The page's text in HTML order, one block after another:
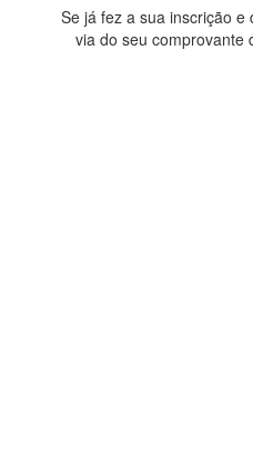
Se já fez a sua inscrição
via do seu comprovante